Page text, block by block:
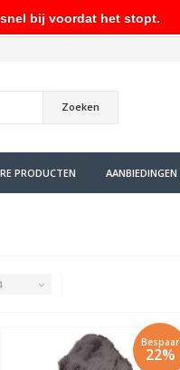
Zoeken
PRODUCTEN AANBIEDINGEN
Bespaar
22%
bij voordat het stopt.